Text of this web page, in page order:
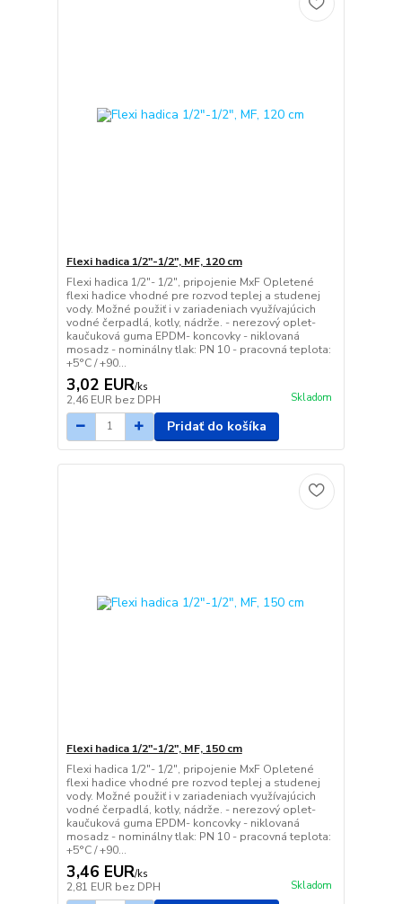
Flexi hadica 1/2"-1/2", MF, 120 cm
Flexi hadica 1/2"- 1/2", pripojenie MxF Opletené
flexi hadice vhodné pre rozvod teplej a studenej
vody. Možné použiť i v zariadeniach využívajúcich
vodné čerpadlá, kotly, nádrže. - nerezový oplet-
kaučuková guma EPDM- koncovky - niklovaná
mosadz - nominálny tlak: PN 10 - pracovná teplota:
+5°C / +90...
3,02 EUR/ks
2,46 EUR bez DPH Skladom
Pridať do košíka
Flexi hadica 1/2"-1/2", MF, 150 cm
Flexi hadica 1/2"- 1/2", pripojenie MxF Opletené
flexi hadice vhodné pre rozvod teplej a studenej
vody. Možné použiť i v zariadeniach využívajúcich
vodné čerpadlá, kotly, nádrže. - nerezový oplet-
kaučuková guma EPDM- koncovky - niklovaná
mosadz - nominálny tlak: PN 10 - pracovná teplota:
+5°C / +90...
3,46 EUR/ks
2,81 EUR bez DPH Skladom